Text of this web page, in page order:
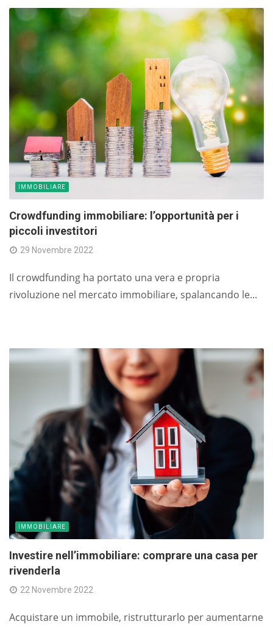
IMMOBILIARE
Crowdfunding immobiliare: l’opportunità per i
piccoli investitori
29 Novembre 2022
Il crowdfunding ha portato una vera e propria
rivoluzione nel mercato immobiliare, spalancando le...
IMMOBILIARE
Investire nell’immobiliare: comprare una casa per
rivenderla
22 Novembre 2022
Acquistare un immobile, ristrutturarlo per aumentarne